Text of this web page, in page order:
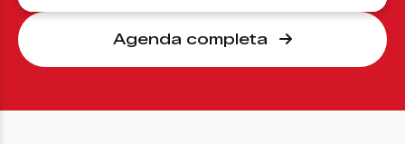
Agenda completa